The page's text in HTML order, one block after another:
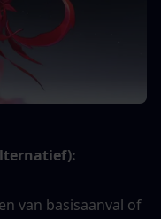
van basisaanval of